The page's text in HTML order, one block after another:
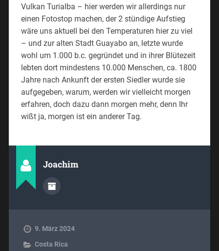
Vulkan Turialba – hier werden wir allerdings nur
einen Fotostop machen, der 2 stündige Aufstieg
wäre uns aktuell bei den Temperaturen hier zu viel
– und zur alten Stadt Guayabo an, letzte wurde
wohl um 1.000 b.c. gegründet und in ihrer Blütezeit
lebten dort mindestens 10.000 Menschen, ca. 1800
Jahre nach Ankunft der ersten Siedler wurde sie
aufgegeben, warum, werden wir vielleicht morgen
erfahren, doch dazu dann morgen mehr, denn Ihr
wißt ja, morgen ist ein anderer Tag.
Joachim
9. März 2024
Costa Rica